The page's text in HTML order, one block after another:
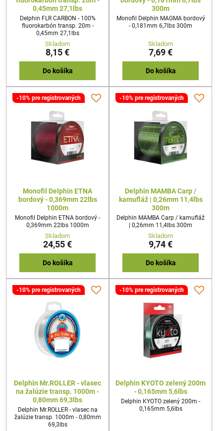
0,45mm 27,1lbs
Delphin FLR CARBON - 100%
fluorokarbón transp. 20m -
0,45mm 27,1lbs
Skladom
8,15 €
Do košíka
300m
Monofil Delphin MAGMA bordový
- 0,181mm 6,7lbs 300m
Skladom
7,69 €
Do košíka
-10% pre registrovaných
Monofil Delphin ETNA
bordový - 0,369mm 22lbs
1000m
Monofil Delphin ETNA bordový -
0,369mm 22lbs 1000m
Skladom
24,55 €
Do košíka
-10% pre registrovaných
Delphin MAMBA Carp /
kamufláž | 0,26mm 11,4lbs
300m
Delphin MAMBA Carp / kamufláž
| 0,26mm 11,4lbs 300m
Skladom
9,74 €
Do košíka
-10% pre registrovaných
Delphin Mr.ROLLER - vlasec
na žalúzie transp. 1000m -
0,80mm 69,3lbs
Delphin Mr.ROLLER - vlasec na
žalúzie transp. 1000m - 0,80mm
69,3lbs
-10% pre registrovaných
Delphin KYOTO zelený 200m
- 0,165mm 5,6lbs
Delphin KYOTO zelený 200m -
0,165mm 5,6lbs